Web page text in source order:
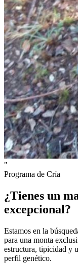
"
Programa de Cría
¿Tienes un
excepcional?
Estamos en la
para una monta
estructura, tipicidad y
perfil genético.